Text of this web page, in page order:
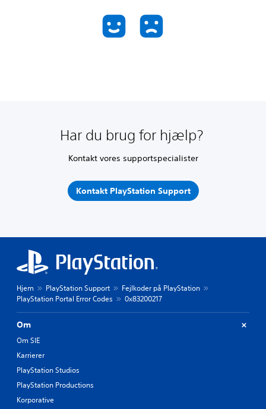
Har du brug for hjælp?
Kontakt vores supportspecialister
Kontakt PlayStation Support
Hjem PlayStation Support
Fejlkoder på PlayStation
PlayStation Portal Error Codes
0x83200217
Om
Om SIE
Karrierer
PlayStation Studios
PlayStation Productions
Korporative